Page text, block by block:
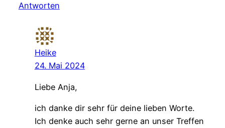
Antworten
Heike
24. Mai 2024
Liebe Anja,
ich danke dir sehr für deine lieben Worte.
Ich denke auch sehr gerne an unser Treffen